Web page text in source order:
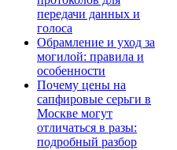
передачи данных и
голоса
Обрамление и уход за
могилой: правила и
особенности
Почему цены на
сапфировые серьги в
Москве могут
отличаться в разы:
подробный разбор